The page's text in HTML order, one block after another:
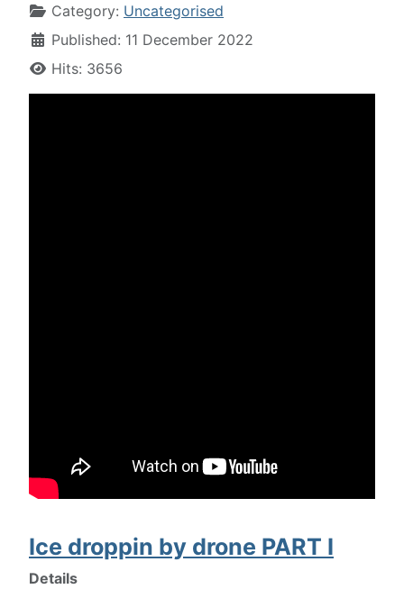
Category: Uncategorised
Published: 11 December 2022
Hits: 3656
Ice droppin by drone PART I
Details